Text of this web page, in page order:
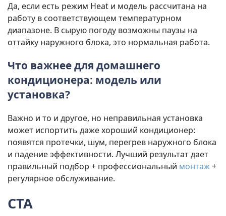
Да, если есть режим Heat и модель рассчитана на
работу в соответствующем температурном
диапазоне. В сырую погоду возможны паузы на
оттайку наружного блока, это нормальная работа.
Что важнее для домашнего
кондиционера: модель или
установка?
Важно и то и другое, но неправильная установка
может испортить даже хороший кондиционер:
появятся протечки, шум, перегрев наружного блока
и падение эффективности. Лучший результат дает
правильный подбор + профессиональный монтаж+
регулярное обслуживание.
CTA